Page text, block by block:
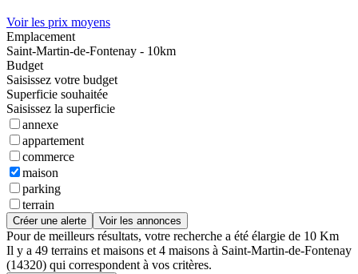
Voir les prix moyens
Emplacement
Saint-Martin-de-Fontenay - 10km
Budget
Saisissez votre budget
Superficie souhaitée
Saisissez la superficie
annexe
appartement
commerce
maison
parking
terrain
Créer une alerte Voir les annonces
Pour de meilleurs résultats, votre recherche a été élargie de 10 Km
Il y a 49 terrains et maisons et 4 maisons à Saint-Martin-de-Fontenay
(14320) qui correspondent à vos critères.